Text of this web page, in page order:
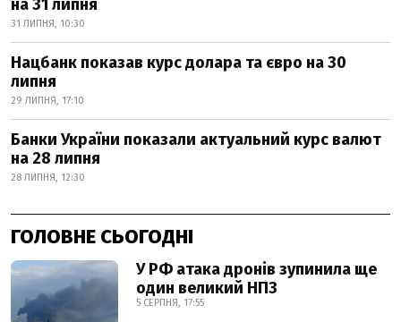
на 31 липня
31 ЛИПНЯ, 10:30
Нацбанк показав курс долара та євро на 30
липня
29 ЛИПНЯ, 17:10
Банки України показали актуальний курс валют
на 28 липня
28 ЛИПНЯ, 12:30
ГОЛОВНЕ СЬОГОДНІ
У РФ атака дронів зупинила ще
один великий НПЗ
5 СЕРПНЯ, 17:55